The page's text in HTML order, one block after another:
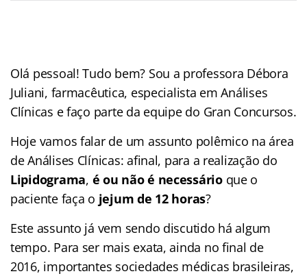
Olá pessoal! Tudo bem? Sou a professora Débora
Juliani, farmacêutica, especialista em Análises
Clínicas e faço parte da equipe do Gran Concursos.
Hoje vamos falar de um assunto polêmico na área
de Análises Clínicas: afinal, para a realização do
Lipidograma, é ou não é necessárioque o
paciente faça o jejum de 12 horas?
Este assunto já vem sendo discutido há algum
tempo. Para ser mais exata, ainda no final de
2016, importantes sociedades médicas brasileiras,